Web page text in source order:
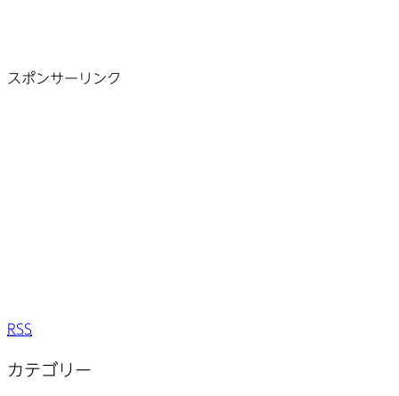
スポンサーリンク
RSS
カテゴリー